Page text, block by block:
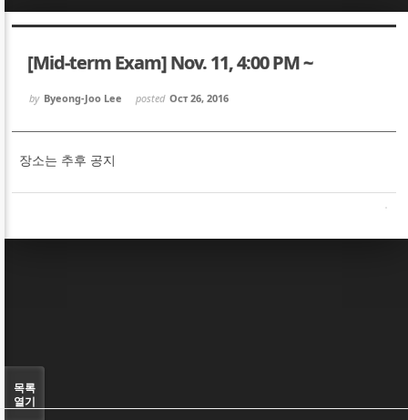
[Mid-term Exam] Nov. 11, 4:00 PM ~
by Byeong-Joo Lee posted Oct 26, 2016
장소는 추후 공지
목록
열기
Sketchbook5, 스케치북5
Sketchbook5, 스케치북5
Sketchbook5, 스케치북5
Sketchbook5, 스케치북5